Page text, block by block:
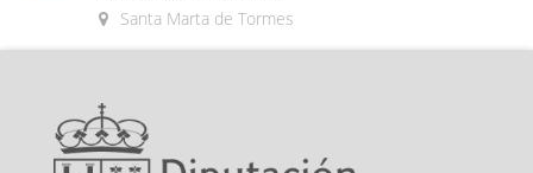
Santa Marta de Tormes